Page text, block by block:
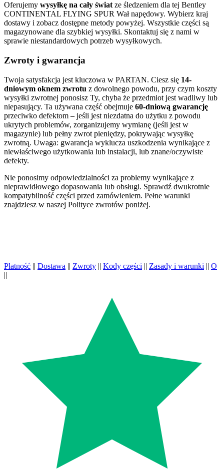
Oferujemy wysyłkę na cały świat ze śledzeniem dla tej Bentley
CONTINENTAL FLYING SPUR Wał napędowy. Wybierz kraj
dostawy i zobacz dostępne metody powyżej. Wszystkie części są
magazynowane dla szybkiej wysyłki. Skontaktuj się z nami w
sprawie niestandardowych potrzeb wysyłkowych.
Zwroty i gwarancja
Twoja satysfakcja jest kluczowa w PARTAN. Ciesz się 14-
dniowym oknem zwrotu z dowolnego powodu, przy czym koszty
wysyłki zwrotnej ponosisz Ty, chyba że przedmiot jest wadliwy lub
niepasujący. Ta używana część obejmuje 60-dniową gwarancję
przeciwko defektom – jeśli jest niezdatna do użytku z powodu
ukrytych problemów, zorganizujemy wymianę (jeśli jest w
magazynie) lub pełny zwrot pieniędzy, pokrywając wysyłkę
zwrotną. Uwaga: gwarancja wyklucza uszkodzenia wynikające z
niewłaściwego użytkowania lub instalacji, lub znane/oczywiste
defekty.
Nie ponosimy odpowiedzialności za problemy wynikające z
nieprawidłowego dopasowania lub obsługi. Sprawdź dwukrotnie
kompatybilność części przed zamówieniem. Pełne warunki
znajdziesz w naszej Polityce zwrotów poniżej.
Płatność || Dostawa || Zwroty || Kody części || Zasady i warunki || O
||